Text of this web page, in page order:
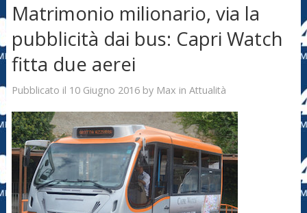
Matrimonio milionario, via la
pubblicità dai bus: Capri Watch
fitta due aerei
Pubblicato il 10 Giugno 2016by Max in Attualità